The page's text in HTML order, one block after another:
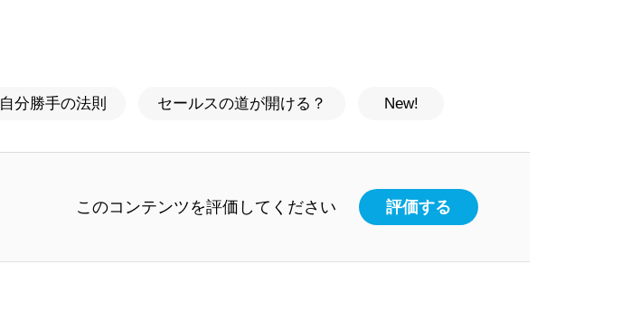
自分勝手の法則 セールスの道が開ける？ New!
このコンテンツを評価してください 評価する